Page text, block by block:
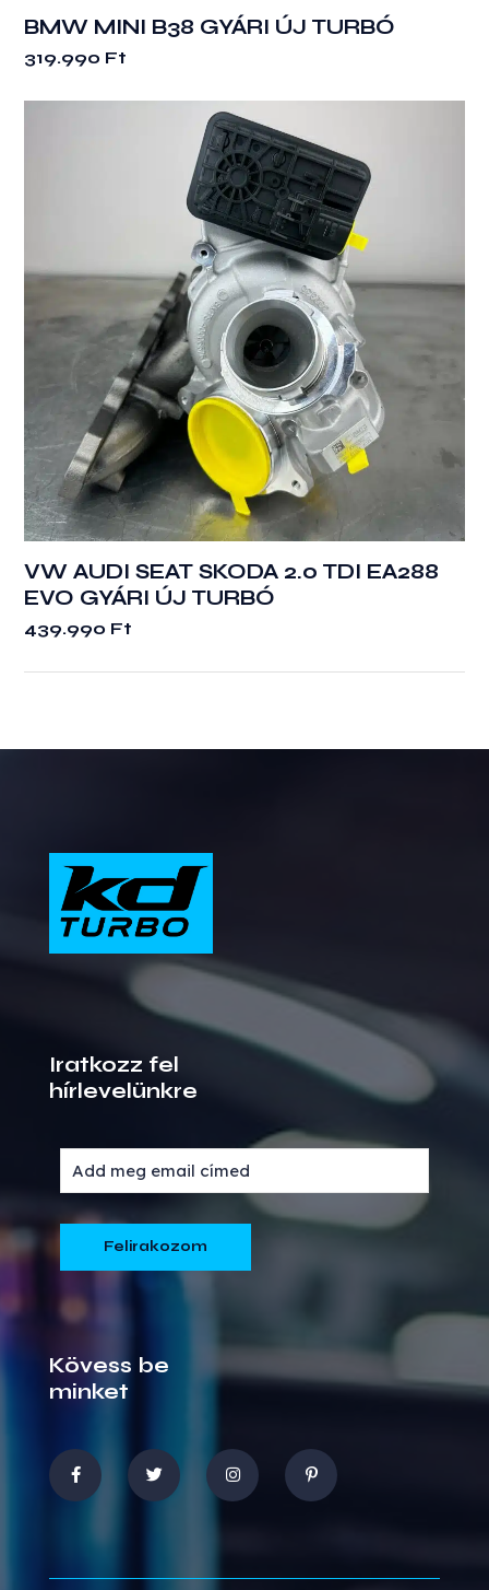
BMW MINI B38 GYÁRI ÚJ TURBÓ
319.990 Ft
VW AUDI SEAT SKODA 2.0 TDI EA288
EVO GYÁRI ÚJ TURBÓ
439.990 Ft
Iratkozz fel
hírlevelünkre
Kövess be
minket